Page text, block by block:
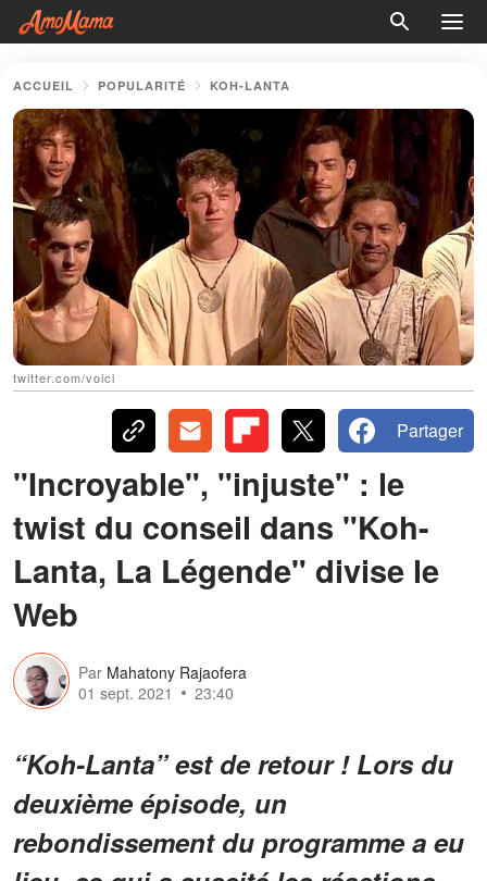
ACCUEIL POPULARITÉ KOH-LANTA
twitter.com/voici
Partager
"Incroyable", "injuste" : le
twist du conseil dans "Koh-
Lanta, La Légende" divise le
Web
Par Mahatony Rajaofera
01 sept. 2021
23:40
“Koh-Lanta” est de retour ! Lors du
deuxième épisode, un
rebondissement du programme a eu